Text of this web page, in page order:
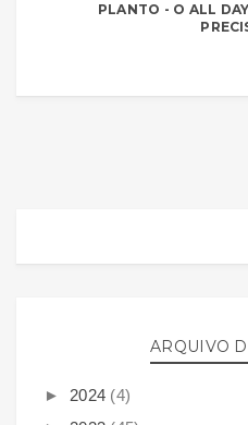
PLANTO - O ALL
ARQUIVO
► 2024 (4)